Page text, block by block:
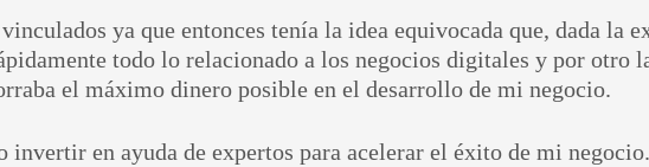
ya que entonces tenía la idea equivocada que, dada la
todo lo relacionado a los negocios digitales y por otro
el máximo dinero posible en el desarrollo de mi negocio.
invertir en ayuda de expertos para acelerar el éxito de mi negocio.